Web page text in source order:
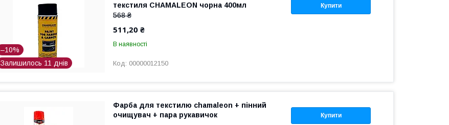
–10%
Залишилось 11 днів
Купити
текстиля CHAMALEON чорна 400мл
568 ₴
511,20 ₴
В наявності
00000012150
Купити
Фарба для текстилю chamaleon + пінний
очищувач + пара рукавичок